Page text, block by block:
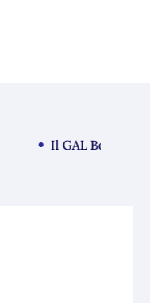
Il GAL Borba